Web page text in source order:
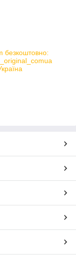
безкоштовно: